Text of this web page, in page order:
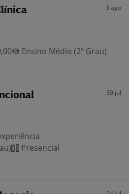
3 ago
Ensino Médio (2º Grau)
30 jul
Presencial